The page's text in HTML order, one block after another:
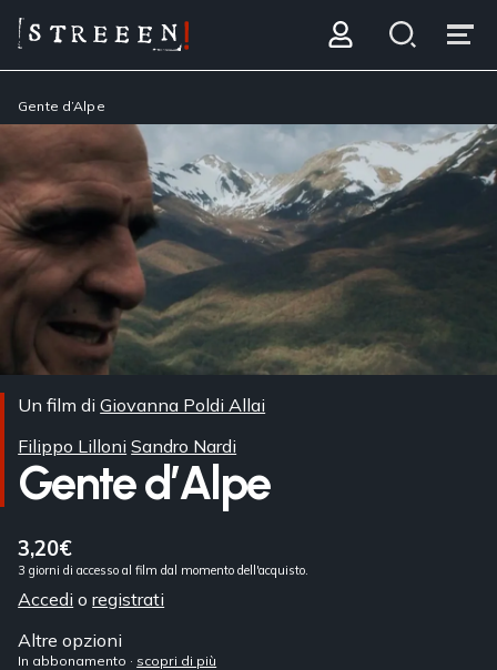
Gente d’Alpe
Un film diGiovanna Poldi Allai
Filippo Lilloni Sandro Nardi
Gente d’Alpe
3,20€
3 giorni di accesso al film dal momento dell'acquisto.
Accedi oregistrati
Altre opzioni
In abbonamento · scopri di più